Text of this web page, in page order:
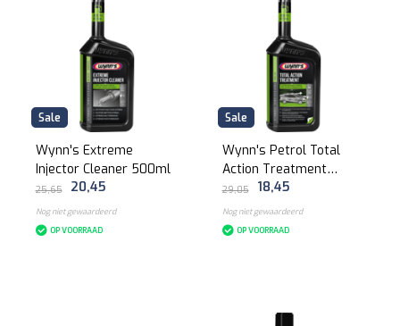
Sale
Wynn's Extreme
Injector Cleaner 500ml
25,65 20,45
Nog niet gewaardeerd
OP VOORRAAD
Sale
Wynn's Petrol Total
Action Treatment
500ml
29,05 18,45
Nog niet gewaardeerd
OP VOORRAAD